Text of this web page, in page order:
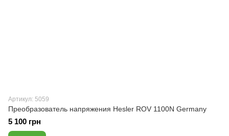
Артикул: 5059
Преобразователь напряжения Hesler ROV 1100N Germany
5 100 грн